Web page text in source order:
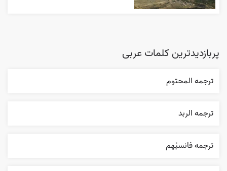
پربازدیدترین کلمات عربی
ترجمه المحتوم
ترجمه الربد
ترجمه فانسیٰهم